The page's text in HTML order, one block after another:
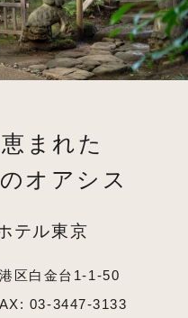
まれた
オアシス
テル東京
区白金台1-1-50
03-3447-3133